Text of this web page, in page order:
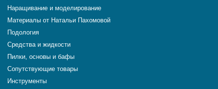
Наращивание и моделирование
Материалы от Натальи Пахомовой
Подология
Средства и жидкости
Пилки, основы и бафы
Сопутствующие товары
Инструменты